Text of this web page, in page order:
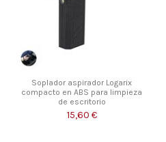
Soplador aspirador Logarix
compacto en ABS para limpieza
de escritorio
15,60 €